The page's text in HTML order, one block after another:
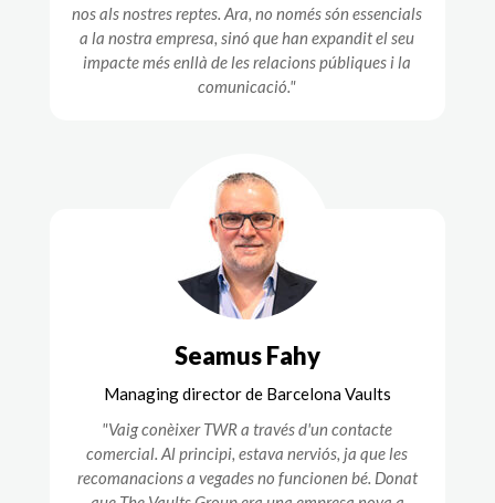
nos als nostres reptes. Ara, no només són essencials
a la nostra empresa, sinó que han expandit el seu
impacte més enllà de les relacions públiques i la
comunicació."
Seamus Fahy
Managing director de Barcelona Vaults
"Vaig conèixer TWR a través d'un contacte
comercial. Al principi, estava nerviós, ja que les
recomanacions a vegades no funcionen bé. Donat